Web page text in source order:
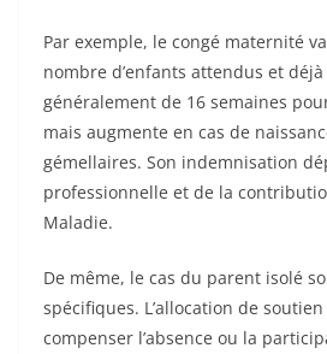
Par exemple, le congé maternité
nombre d’enfants attendus et
généralement de 16 semaines
mais augmente en cas de
gémellaires. Son indemnisation
professionnelle et de la
Maladie.
De même, le cas du parent isolé
spécifiques. L’allocation de
compenser l’absence ou la